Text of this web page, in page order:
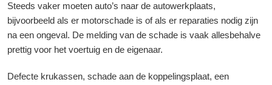
Steeds vaker moeten auto’s naar de autowerkplaats,
bijvoorbeeld als er motorschade is of als er reparaties nodig zijn
na een ongeval. De melding van de schade is vaak allesbehalve
prettig voor het voertuig en de eigenaar.
Defecte krukassen, schade aan de koppelingsplaat, een